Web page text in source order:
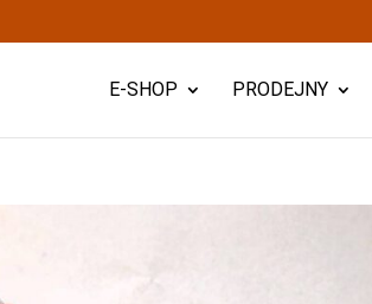
E-SHOP PRODEJNY